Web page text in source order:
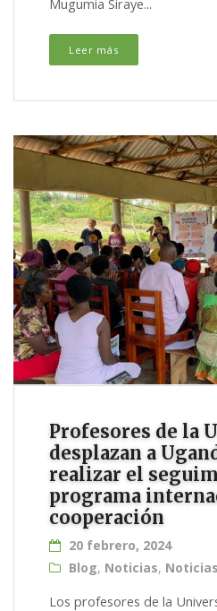
Mugumia Siraye...
Leer más
Profesores de la
desplazan a
realizar el
programa
cooperación
20 febrero, 2024
Blog, Noticias,
Los profesores de la